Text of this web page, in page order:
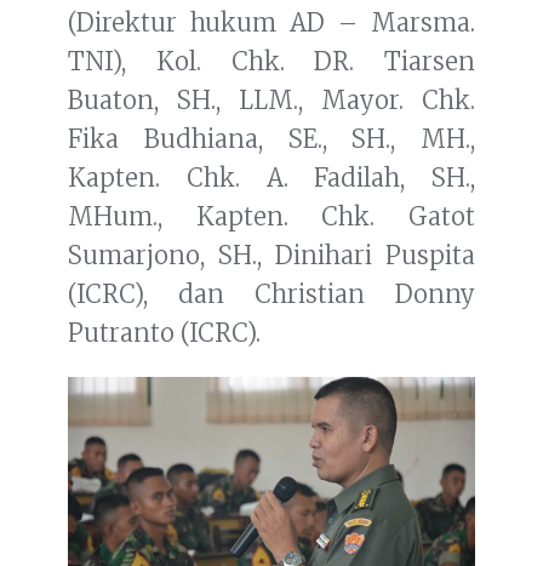
(Direktur hukum AD – Marsma.
TNI), Kol. Chk. DR. Tiarsen
Buaton, SH., LLM., Mayor. Chk.
Fika Budhiana, SE., SH., MH.,
Kapten. Chk. A. Fadilah, SH.,
MHum., Kapten. Chk. Gatot
Sumarjono, SH., Dinihari Puspita
(ICRC), dan Christian Donny
Putranto (ICRC).